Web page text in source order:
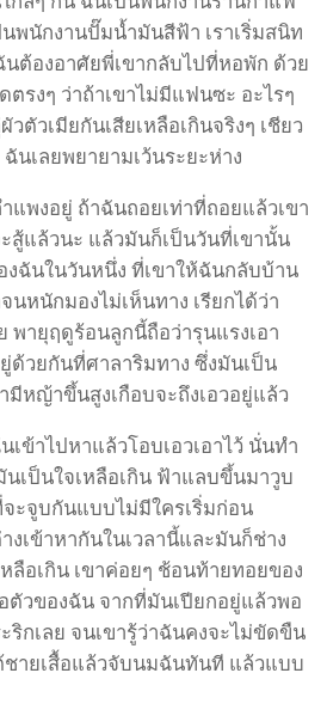
พนักงานปั๊มน้ำมันสีฟ้า เราเริ่มสนิท
นต้องอาศัยพี่เขากลับไปที่หอพัก ด้วย
ตรงๆ ว่าถ้าเขาไม่มีแฟนซะ อะไรๆ
วตัวเมียกันเสียเหลือเกินจริงๆ เชียว
นเลยพยายามเว้นระยะห่าง
แพงอยู่ ถ้าฉันถอยเท่าที่ถอยแล้วเขา
สู้แล้วนะ แล้วมันก็เป็นวันที่เขานั้น
งฉันในวันหนึ่ง ที่เขาให้ฉันกลับบ้าน
หนักมองไม่เห็นทาง เรียกได้ว่า
พายุฤดูร้อนลูกนี้ถือว่ารุนแรงเอา
ยู่ด้วยกันที่ศาลาริมทาง ซึ่งมันเป็น
มีหญ้าขึ้นสูงเกือบจะถึงเอวอยู่แล้ว
ข้าไปหาแล้วโอบเอวเอาไว้ นั่นทำ
นเป็นใจเหลือเกิน ฟ้าแลบขึ้นมาวูบ
ะจูบกันแบบไม่มีใครเริ่มก่อน
งเข้าหากันในเวลานี้และมันก็ช่าง
ลือเกิน เขาค่อยๆ ช้อนท้ายทอยของ
ตัวของฉัน จากที่มันเปียกอยู่แล้วพอ
ริกเลย จนเขารู้ว่าฉันคงจะไม่ขัดขืน
ชายเสื้อแล้วจับนมฉันทันที แล้วแบบ